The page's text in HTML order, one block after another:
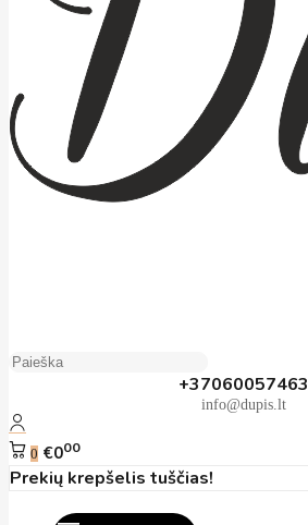
+37060057463
info@dupis.lt
0 €000
Prekių krepšelis tuščias!